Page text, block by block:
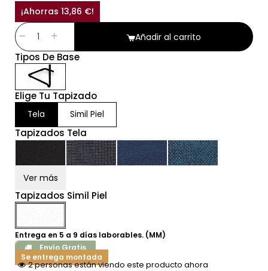
¡Ahorras 13,86 €!
Añadir al carrito
Tipos De Base
Elige Tu Tapizado
Tela Simil Piel
Tapizados Tela
Ver más
Tapizados Simil Piel
Entrega en 5 a 9 días laborables. (MM)
Envío Gratis
Se entrega montada
2 personas están viendo este producto ahora